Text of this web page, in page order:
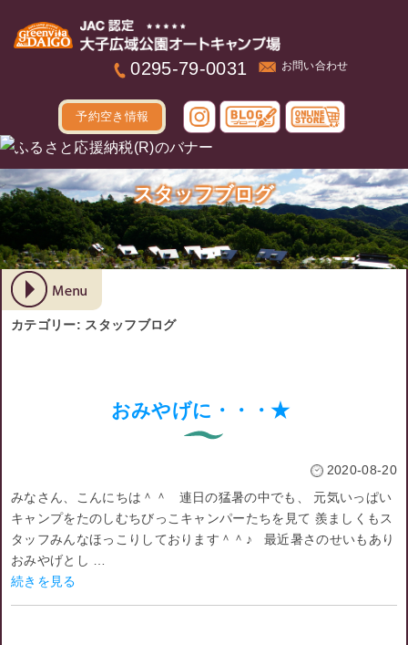
0295-79-0031 お問い合わせ
予約空き情報
スタッフブログ
カテゴリー: スタッフブログ
おみやげに・・・★
2020-08-20
みなさん、こんにちは＾＾ 連日の猛暑の中でも、 元気いっぱい
キャンプをたのしむちびっこキャンパーたちを見て 羨ましくもス
タッフみんなほっこりしております＾＾♪ 最近暑さのせいもあり
おみやげとし …
続きを見る